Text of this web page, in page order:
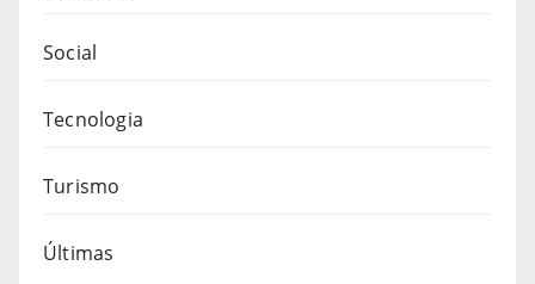
Social
Tecnologia
Turismo
Últimas